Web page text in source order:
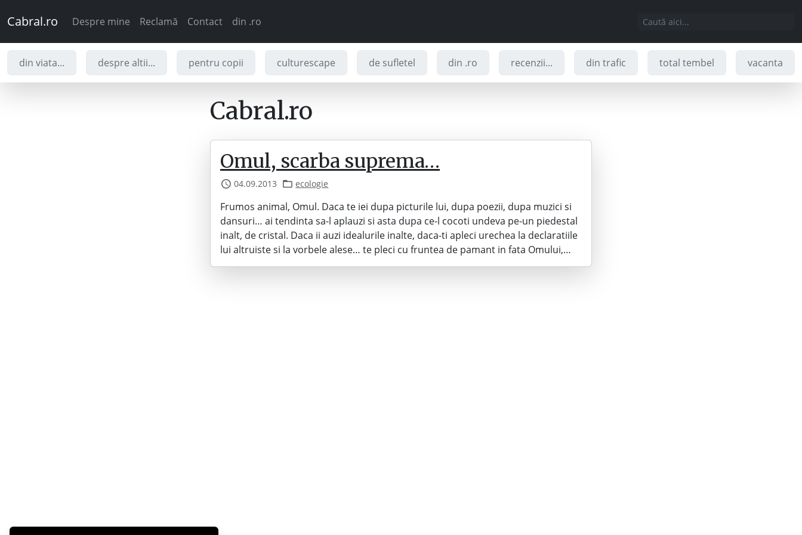
Cabral.ro Despre mine Reclamă Contact din .ro
din viata... despre altii... pentru copii culturescape de sufletel din .ro recenzii... din trafic total tembel vacanta
Cabral.ro
Omul, scarba suprema…
04.09.2013 ecologie
Frumos animal, Omul. Daca te iei dupa picturile lui, dupa poezii, dupa muzici si
dansuri… ai tendinta sa-l aplauzi si asta dupa ce-l cocoti undeva pe-un piedestal
inalt, de cristal. Daca ii auzi idealurile inalte, daca-ti apleci urechea la declaratiile
lui altruiste si la vorbele alese… te pleci cu fruntea de pamant in fata Omului,…